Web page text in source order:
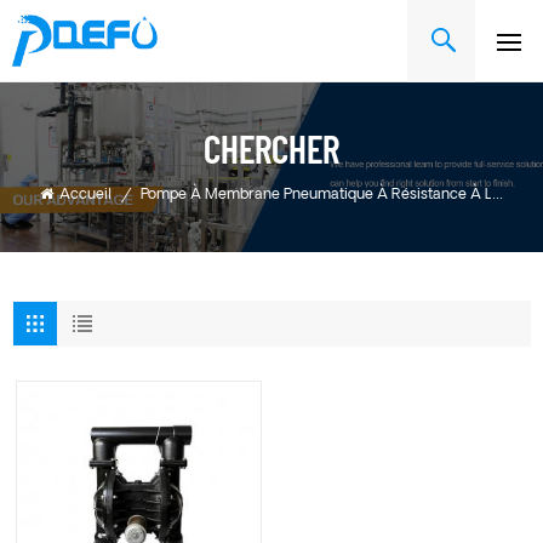
CHERCHER
Accueil / Pompe À Membrane Pneumatique À Résistance À La Corrosion